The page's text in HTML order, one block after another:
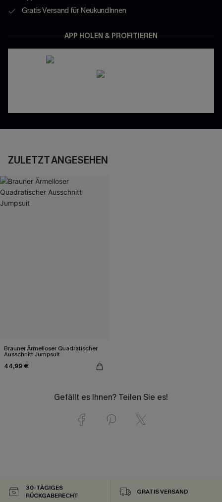
Gratis Versand für NeukundInnen
APP HOLEN & PROFITIEREN
ZULETZT ANGESEHEN
Brauner Ärmelloser Quadratischer
Ausschnitt Jumpsuit
44,99 €
Gefällt es Ihnen? Teilen Sie es!
30-TÄGIGES
RÜCKGABERECHT
GRATIS VERSAND